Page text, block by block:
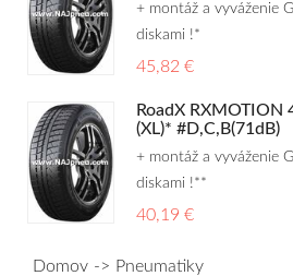
+ montáž a vyváženie
diskami !*
45,82 €
RoadX RXMOTION
(XL)* #D,C,B(71dB)
+ montáž a vyváženie
diskami !**
40,19 €
Domov Pneumatiky